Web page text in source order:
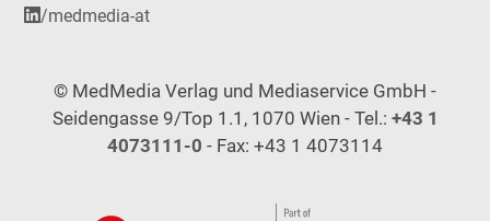
/medmedia-at
© MedMedia Verlag und Mediaservice GmbH -
Seidengasse 9/Top 1.1, 1070 Wien - Tel.: +43 1
4073111-0 - Fax: +43 1 4073114